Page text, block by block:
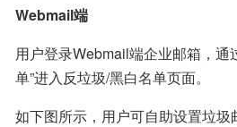
Webmail端
用户登录Webmail端企业邮箱，通
单”进入反垃圾/黑白名单页面。
如下图所示，用户可自助设置垃圾